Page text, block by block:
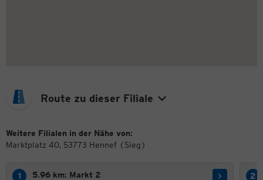
Route zu dieser Filiale
Weitere Filialen in der Nähe von:
Marktplatz 40, 53773 Hennef (Sieg)
5.96 km: Markt 2